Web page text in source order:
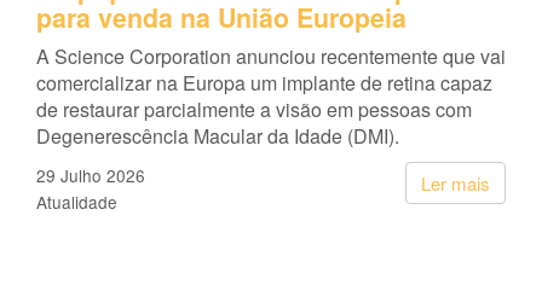
para venda na União Europeia
A Science Corporation anunciou recentemente que vai
comercializar na Europa um implante de retina capaz
de restaurar parcialmente a visão em pessoas com
Degenerescência Macular da Idade (DMI).
Ler mais
29 Julho 2026
Atualidade